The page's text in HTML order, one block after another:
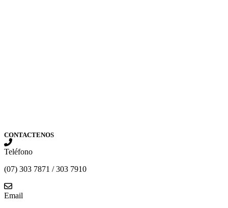
CONTACTENOS
Teléfono
(07) 303 7871 / 303 7910
Email